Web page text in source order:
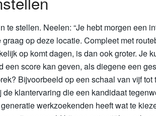
te stellen. Neelen: “Je hebt morgen een
op deze locatie. Compleet met
op komt dagen, is dan ook groter. Je
een score kan geven, als diegene een
Bijvoorbeeld op een schaal van vijf tot
klantervaring die een kandidaat
werkzoekenden heeft wat te